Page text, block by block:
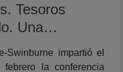
Tesoros
Una
Parladé
Swinburne impartió el
la conferencia